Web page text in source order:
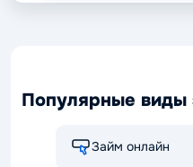
Популярные виды
Займ онлайн